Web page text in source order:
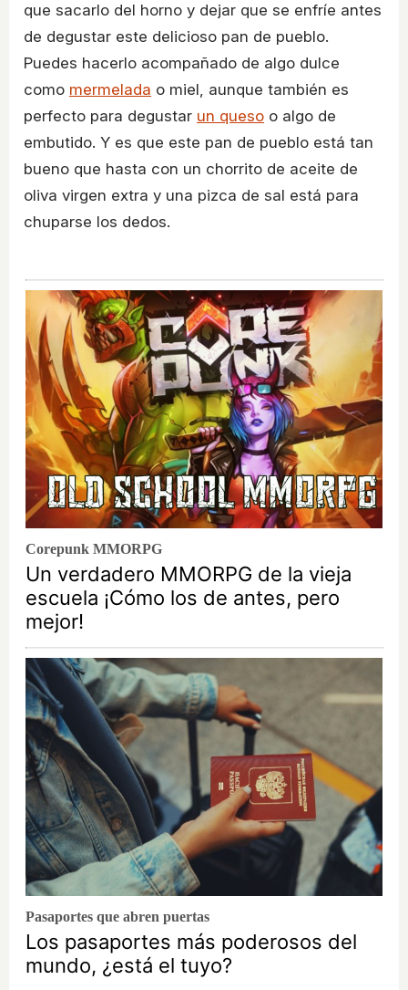
que sacarlo del horno y dejar que se enfríe antes
de degustar este delicioso pan de pueblo.
Puedes hacerlo acompañado de algo dulce
como mermelada o miel, aunque también es
perfecto para degustar un queso o algo de
embutido. Y es que este pan de pueblo está tan
bueno que hasta con un chorrito de aceite de
oliva virgen extra y una pizca de sal está para
chuparse los dedos.
Corepunk MMORPG
Un verdadero MMORPG de la vieja
escuela ¡Cómo los de antes, pero
mejor!
Pasaportes que abren puertas
Los pasaportes más poderosos del
mundo, ¿está el tuyo?